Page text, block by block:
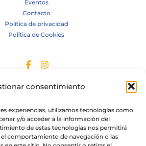
consentimiento
experiencias, utilizamos tecnologías como
y/o acceder a la información del
de estas tecnologías nos permitirá
comportamiento de navegación o las
Eventos
Contacto
Política de privacidad
Política de Cookies
© 2026 Algar de Don Joan